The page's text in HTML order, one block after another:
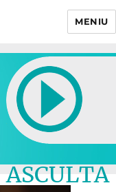
MENIU
ASCULTA